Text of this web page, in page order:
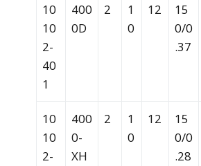
10
10
2-
40
1
400
0D
2
1
0
12
15
0/0
.37
10
10
2-
400
0-
XH
2
1
0
12
15
0/0
.28